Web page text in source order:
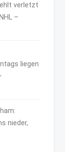
verletzt
–
liegen
nieder,